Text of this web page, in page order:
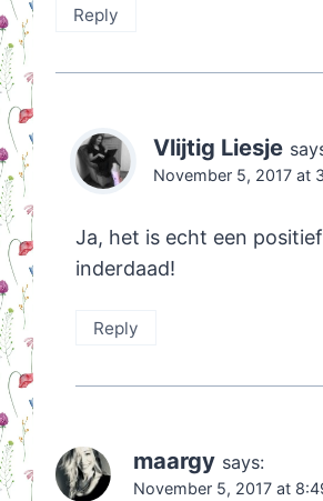
Reply
Vlijtig Liesje
November 5, 2017 at
Ja, het is echt een
inderdaad!
Reply
maargy says:
November 5, 2017 at